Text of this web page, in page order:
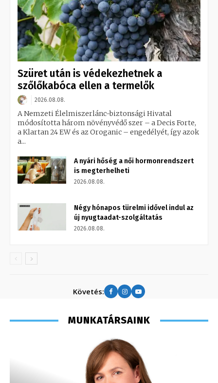
Szüret után is védekezhetnek a
szőlőkabóca ellen a termelők
2026.08.08.
A Nemzeti Élelmiszerlánc-biztonsági Hivatal
módosította három növényvédő szer – a Decis Forte,
a Klartan 24 EW és az Oroganic – engedélyét, így azok
a...
A nyári hőség a női hormonrendszert
is megterhelheti
2026.08.08.
Négy hónapos türelmi idővel indul az
új nyugtaadat-szolgáltatás
2026.08.08.
Követés:
MUNKATÁRSAINK